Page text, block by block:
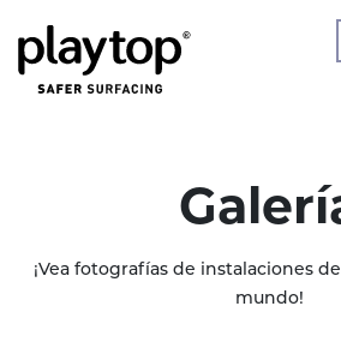
¡Vea fotografías de instalaciones
mundo!